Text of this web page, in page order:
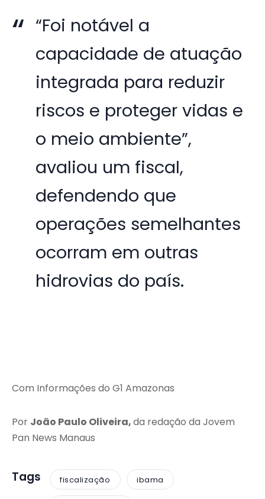
“Foi notável a
capacidade de atuação
integrada para reduzir
riscos e proteger vidas e
o meio ambiente”,
avaliou um fiscal,
defendendo que
operações semelhantes
ocorram em outras
hidrovias do país.
Com Informações do G1 Amazonas
Por João Paulo Oliveira,da redação da Jovem
Pan News Manaus
Tags fiscalização ibama